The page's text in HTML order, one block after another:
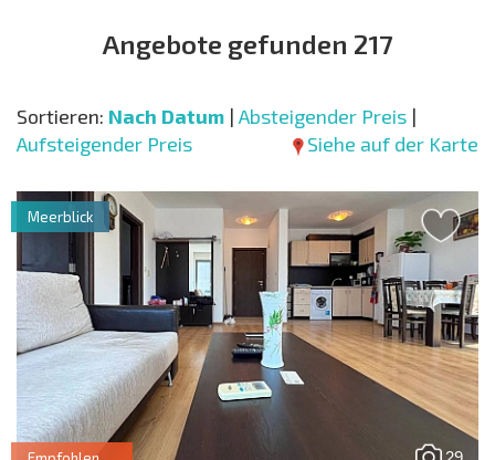
Angebote gefunden 217
Sortieren: Nach Datum | Absteigender Preis |
Aufsteigender Preis
Siehe auf der Karte
Meerblick